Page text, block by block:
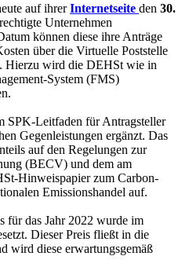
auf ihrerInternetseite den 30.
Unternehmen
können diese ihre Anträge
über die Virtuelle Poststelle
Hierzu wird die DEHSt wie in
System (FMS)
SPK-Leitfaden für Antragsteller
Gegenleistungen ergänzt. Das
auf den Regelungen zur
(BECV) und dem am
Hinweispapier zum Carbon-
Emissionshandel auf.
das Jahr 2022 wurde im
Dieser Preis fließt in die
wird diese erwartungsgemäß